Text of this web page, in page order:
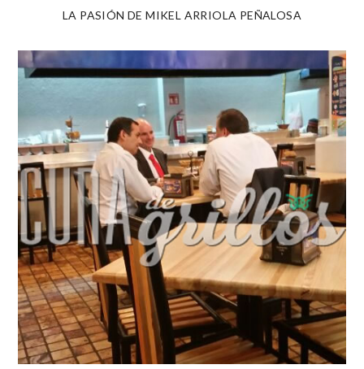
LA PASIÓN DE MIKEL ARRIOLA PEÑALOSA